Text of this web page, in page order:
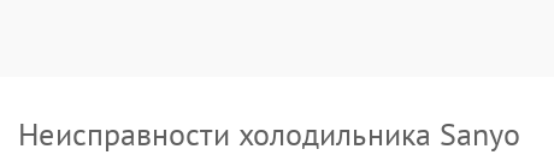
Неисправности холодильника Sanyo